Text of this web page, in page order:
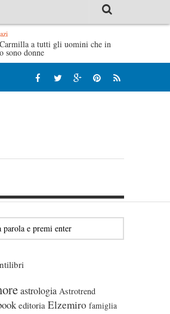
– Jan Gaggettaa tutti gli uomini che in
sono donne
astrologia Astrotrend
editoria Elzemiro famiglia